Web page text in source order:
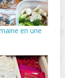
en une